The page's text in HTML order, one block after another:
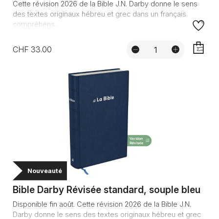
Cette révision 2026 de la Bible J.N. Darby donne le sens
des textes originaux hébreu et grec dans un français
compréhens...
CHF 33.00
Nouveauté
Bible Darby Révisée standard, souple bleu
Disponible fin août. Cette révision 2026 de la Bible J.N.
Darby donne le sens des textes originaux hébreu et grec